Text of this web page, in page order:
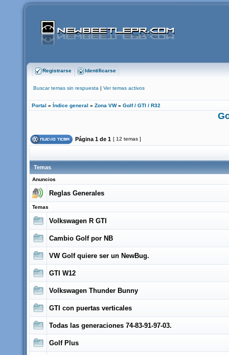
Registrarse Identificarse
Buscar temas sin respuesta | Ver temas activos
Portal » Índice general » Zona VW» Golf / GTI / R32
Página 1 de 1 [ 12 temas ]
Temas
Anuncios
Reglas Generales
Temas
Volkswagen R GTI
Cambio Golf por NB
VW Golf quiere ser un NewBug.
GTI W12
Volkswagen Thunder Bunny
GTI con puertas verticales
Todas las generaciones 74-83-91-97-03.
Golf Plus